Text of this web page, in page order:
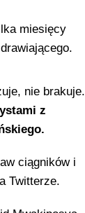
miesięcy
nie brakuje.
z
ciągników i
Twitterze.